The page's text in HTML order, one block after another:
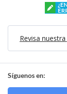
Revisa
Síguenos en: